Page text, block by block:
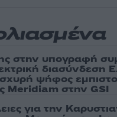
στην υπογραφή
διασύνδεση
ψήφος
Meridiam στην GSI
για την